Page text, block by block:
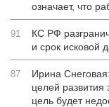
означает, что
91
КС РФ
и срок исковой
87
Ирина
целей развития
цель будет